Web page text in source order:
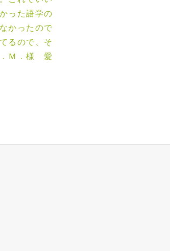
った語学の
かったので
るので、そ
．Ｍ．様 愛